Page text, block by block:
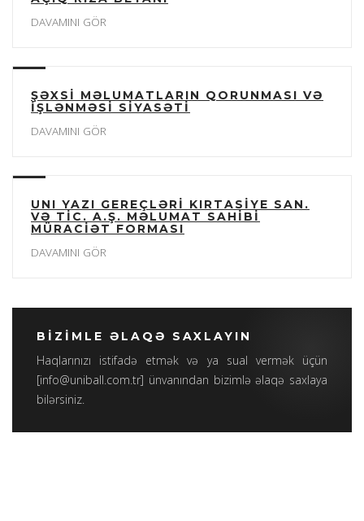
DAVAMINI GÖR
ŞƏXSİ MƏLUMATLARIN QORUNMASI VƏ
İŞLƏNMƏSİ SİYASƏTİ
DAVAMINI GÖR
UNI YAZI GEREÇLƏRİ KIRTASİYE SAN.
VƏ TİC. A.Ş. MƏLUMAT SAHİBİ
MÜRACİƏT FORMASI
DAVAMINI GÖR
BİZİMLE ƏLAQƏ SAXLAYIN
Haqlarınızı istifadə etmək və ya sual vermək üçün
[info@uniball.com.tr] ünvanından bizimlə əlaqə saxlaya
bilərsiniz.